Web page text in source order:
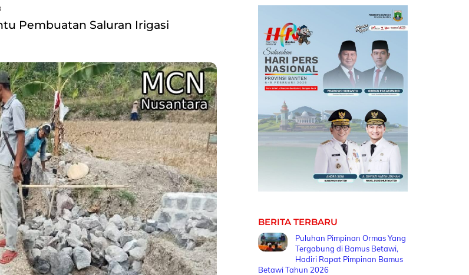
Pembuatan Saluran Irigasi
BERITA TERBARU
Puluhan Pimpinan Ormas Yang
Tergabung di Bamus Betawi,
Hadiri Rapat Pimpinan Bamus
Betawi Tahun 2026